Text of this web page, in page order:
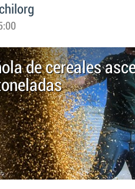
de cereales